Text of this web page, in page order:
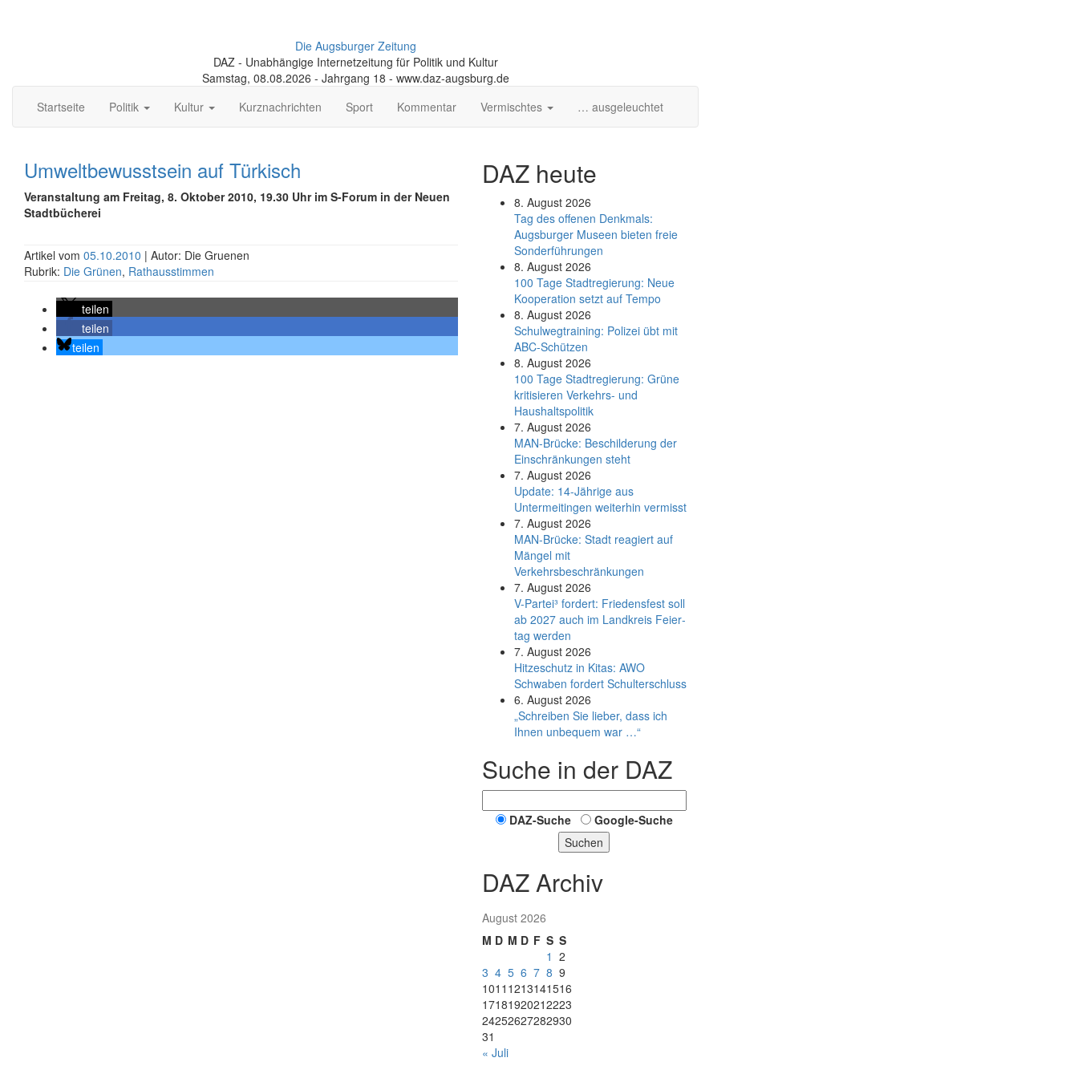
Die Augsburger Zeitung
DAZ - Unabhängige Internetzeitung für Politik und Kultur
Samstag, 08.08.2026 - Jahrgang 18 - www.daz-augsburg.de
Startseite
Politik Kultur Kurznachrichten Sport Kommentar Vermischtes … ausgeleuchtet
Umweltbewusstsein auf Türkisch
Veranstaltung am Freitag, 8. Oktober 2010, 19.30 Uhr im S-Forum in der Neuen
Stadtbücherei
Artikel vom 05.10.2010 | Autor: Die Gruenen
Rubrik: Die Grünen, Rathausstimmen
teilen
teilen
teilen
DAZ heute
8. August 2026
Tag des offenen Denkmals:
Augsburger Museen bieten freie
Sonderführungen
8. August 2026
100 Tage Stadtregierung: Neue
Kooperation setzt auf Tempo
8. August 2026
Schul­weg­trai­ning: Poli­zei übt mit
ABC-Schüt­zen
8. August 2026
100 Tage Stadtregierung: Grüne
kritisieren Verkehrs- und
Haushaltspolitik
7. August 2026
MAN-Brücke: Beschilderung der
Einschränkungen steht
7. August 2026
Update: 14-Jährige aus
Untermeitingen weiterhin vermisst
7. August 2026
MAN-Brücke: Stadt reagiert auf
Mängel mit
Verkehrsbeschränkungen
7. August 2026
V-Partei­³ fordert: Friedens­fest soll
ab 2027 auch im Land­kreis Feier­
tag werden
7. August 2026
Hitzeschutz in Kitas: AWO
Schwaben fordert Schulterschluss
6. August 2026
„Schreiben Sie lieber, dass ich
Ihnen unbequem war …“
Suche in der DAZ
DAZ-Suche
Google-Suche
Suchen
DAZ Archiv
August 2026
M D M D F S S
1 2
3 4 5 6 7 8 9
1011 1213141516
17181920212223
24252627282930
31
« Juli